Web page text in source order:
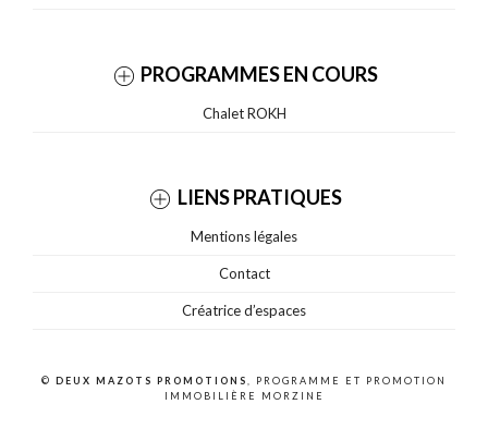
PROGRAMMES EN COURS
Chalet ROKH
LIENS PRATIQUES
Mentions légales
Contact
Créatrice d’espaces
© DEUX MAZOTS PROMOTIONS
, PROGRAMME ET PROMOTION
IMMOBILIÈRE MORZINE